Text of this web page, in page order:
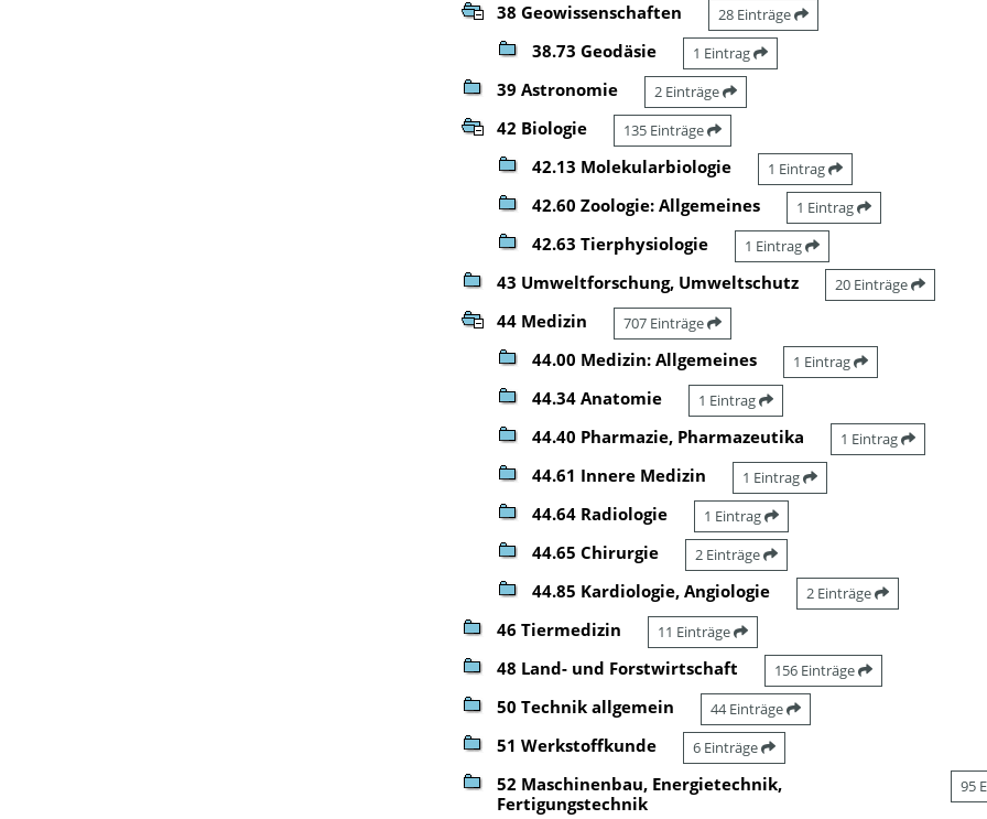
38 Geowissenschaften 28 Einträge
38.73 Geodäsie 1 Eintrag
39 Astronomie 2 Einträge
42 Biologie 135 Einträge
42.13 Molekularbiologie 1 Eintrag
42.60 Zoologie: Allgemeines 1 Eintrag
42.63 Tierphysiologie 1 Eintrag
43 Umweltforschung, Umweltschutz 20 Einträge
44 Medizin 707 Einträge
44.00 Medizin: Allgemeines 1 Eintrag
44.34 Anatomie 1 Eintrag
44.40 Pharmazie, Pharmazeutika 1 Eintrag
44.61 Innere Medizin 1 Eintrag
44.64 Radiologie 1 Eintrag
44.65 Chirurgie 2 Einträge
44.85 Kardiologie, Angiologie 2 Einträge
46 Tiermedizin 11 Einträge
48 Land- und Forstwirtschaft 156 Einträge
50 Technik allgemein 44 Einträge
51 Werkstoffkunde 6 Einträge
52 Maschinenbau, Energietechnik,
Fertigungstechnik
95